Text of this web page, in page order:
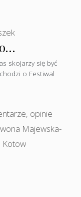
skojarzy się być
o Festiwal
opinie
Majewska-
Kotow